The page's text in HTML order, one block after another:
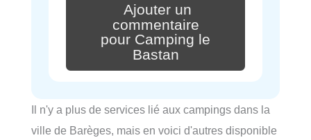
Ajouter un
commentaire
pour Camping le
Bastan
Il n'y a plus de services lié aux campings dans la
ville de Barèges, mais en voici d'autres disponible